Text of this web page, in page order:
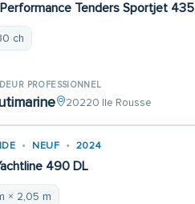
Tenders Sportjet 435
ch
PROFESSIONNEL
20220 Ile Rousse
NEUF 2024
490 DL
× 2,05 m